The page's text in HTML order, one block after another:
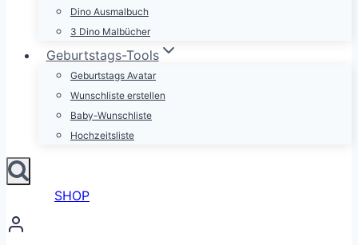
Dino Ausmalbuch
3 Dino Malbücher
Geburtstags-Tools
Geburtstags Avatar
Wunschliste erstellen
Baby-Wunschliste
Hochzeitsliste
SHOP